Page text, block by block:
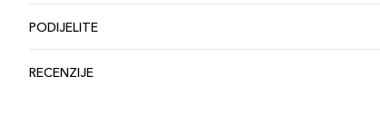
PODIJELITE
RECENZIJE